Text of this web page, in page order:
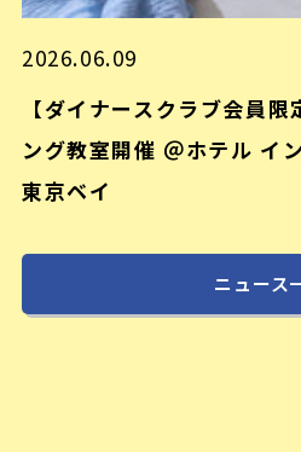
2026.06.09
【ダイナースクラブ会員
ング教室開催 ＠ホテル イ
東京ベイ
ニュース